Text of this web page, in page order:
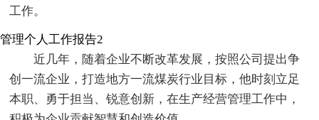
工作。
管理个人工作报告2
近几年，随着企业不断改革发展，按照公司提出争
创一流企业，打造地方一流煤炭行业目标，他时刻立足
本职、勇于担当、锐意创新，在生产经营管理工作中，